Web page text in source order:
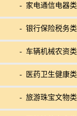
- 家电通信电器类
- 银行保险税务类
- 车辆机械农资类
- 医药卫生健康类
- 旅游珠宝文物类